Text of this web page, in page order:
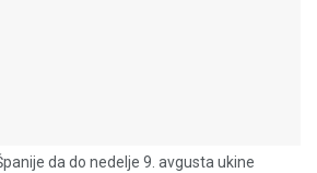
da do nedelje 9. avgusta ukine